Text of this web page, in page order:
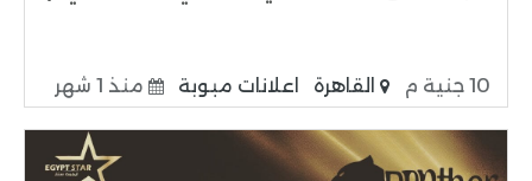
10 جنية م القاهرة اعلانات مبوبة منذ 1 شهر